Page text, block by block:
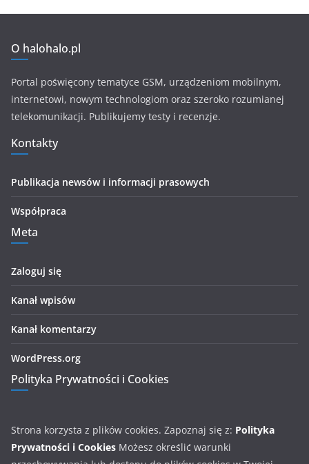
O halohalo.pl
Portal poświęcony tematyce GSM, urządzeniom mobilnym,
internetowi, nowym technologiom oraz szeroko rozumianej
telekomunikacji. Publikujemy testy i recenzje.
Kontakty
Publikacja newsów i informacji prasowych
Współpraca
Meta
Zaloguj się
Kanał wpisów
Kanał komentarzy
WordPress.org
Polityka Prywatności i Cookies
Strona korzysta z plików cookies. Zapoznaj się z: Polityka
Prywatności i Cookies Możesz określić warunki